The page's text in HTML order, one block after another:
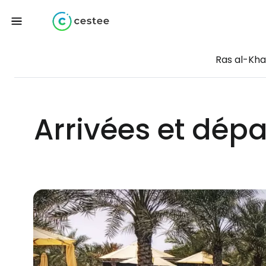
Ras al-
Arrivées et